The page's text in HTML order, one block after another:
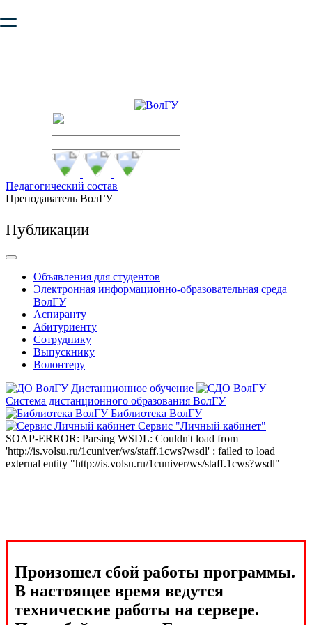
безопасную работу с сайтом. Пожалуйста
Педагогический состав
Преподаватель ВолГУ
Публикации
Объявления для студентов
Электронная информационно-образовательная среда
ВолГУ
Аспиранту
Абитуриенту
Сотруднику
Выпускнику
Волонтеру
Дистанционное обучение
Система дистанционного образования ВолГУ
Библиотека ВолГУ
Сервис "Личный кабинет"
SOAP-ERROR: Parsing WSDL: Couldn't load from
'http://is.volsu.ru/1cuniver/ws/staff.1cws?wsdl' : failed to load
external entity "http://is.volsu.ru/1cuniver/ws/staff.1cws?wsdl"
Произошел сбой работы программы.
В настоящее время ведутся
технические работы на сервере.